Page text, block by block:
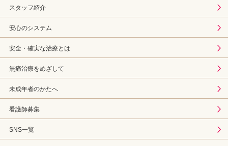
スタッフ紹介
安心のシステム
安全・確実な治療とは
無痛治療をめざして
未成年者のかたへ
看護師募集
SNS一覧